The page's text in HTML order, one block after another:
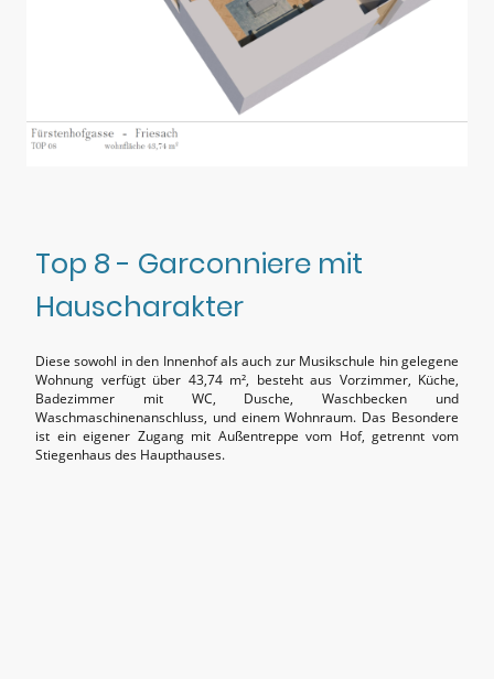
Top 8 - Garconniere mit
Hauscharakter
Diese sowohl in den Innenhof als auch zur Musikschule hin gelegene
Wohnung verfügt über 43,74 m², besteht aus Vorzimmer, Küche,
Badezimmer mit WC, Dusche, Waschbecken und
Waschmaschinenanschluss, und einem Wohnraum. Das Besondere
ist ein eigener Zugang mit Außentreppe vom Hof, getrennt vom
Stiegenhaus des Haupthauses.